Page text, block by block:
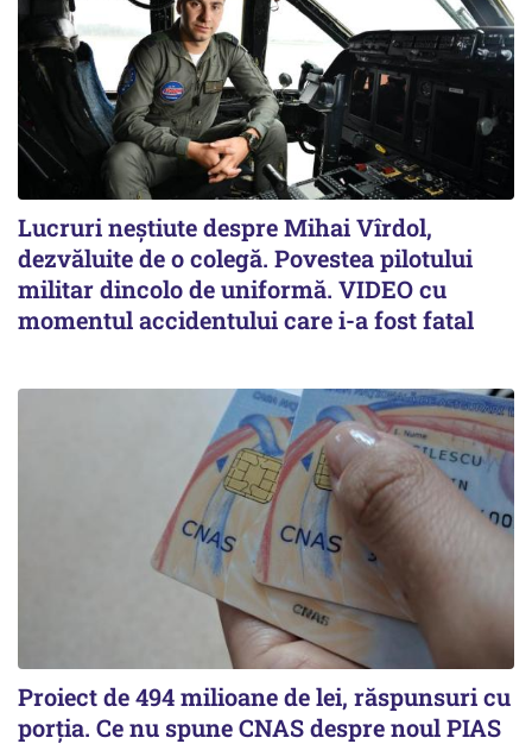
Lucruri neștiute despre Mihai Vîrdol,
dezvăluite de o colegă. Povestea pilotului
militar dincolo de uniformă. VIDEO cu
momentul accidentului care i-a fost fatal
Proiect de 494 milioane de lei, răspunsuri cu
porția. Ce nu spune CNAS despre noul PIAS